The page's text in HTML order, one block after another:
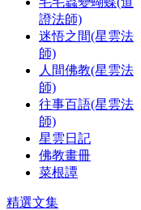
證法師)
迷悟之間(星雲法
師)
人間佛教(星雲法
師)
往事百語(星雲法
師)
星雲日記
佛教畫冊
菜根譚
精選文集